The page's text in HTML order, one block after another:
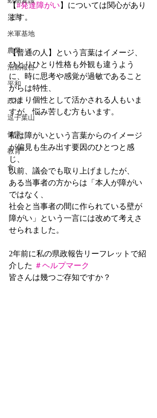
災害
米軍基地
農業
活動報告
平和
政治
逗子葉山
健康
教育
食
【#発達障がい 】については関心があり
ます。
【普通の人】という言葉はイメージ、
ひとりひとり性格も外観も違うよう
に、時に思考や感覚が過敏であること
からは特性、
つまり個性として活かされる人もいま
すが、悩み苦しむ方もいます。
私は障がいという言葉からのイメージ
が偏見も生み出す要因のひとつと感
じ、
以前、議会でも取り上げましたが、
ある当事者の方からは「本人が障がい
ではなく、
社会と当事者の間に作られている壁が
障がい」という一言には改めて考えさ
せられました。
2年前に私の県政報告リーフレットで紹
介した ＃ヘルプマーク
皆さんは幾つご存知ですか？